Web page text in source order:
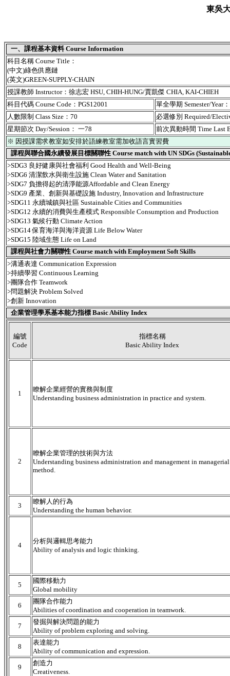
東吳
一、課程基本資料 Course Information
科目名稱 Course Title：
(中文)綠色供應鏈
(英文)GREEN-SUPPLY-CHAIN
授課教師 Instructor：徐志宏 HSU, CHIH-HUNG/賈凱傑 CHIA, KAI-CHIEH
科目代碼 Course Code：PGS12001
單全學期 Semester/Year
人數限制 Class Size：70
必選修別 Required/
星期節次 Day/Session： 一78
前次異動時間 Time Last
※ 因授課需求教室如安排於語練教室需加收語言實習費
課程與聯合國永續發展目標關聯性 Course match with UN SDGs
>SDG3 良好健康與社會福利 Good Health and Well-Being
>SDG6 清潔飲水與衛生設施 Clean Water and Sanitation
>SDG7 負擔得起的清淨能源Affordable and Clean Energy
>SDG9 產業、創新與基礎設施 Industry, Innovation and Infrastructure
>SDG11 永續城鎮與社區 Sustainable Cities and Communities
>SDG12 永續的消費與生產模式 Responsible Consumption and Production
>SDG13 氣候行動 Climate Action
>SDG14 保育海洋與海洋資源 Life Below Water
>SDG15 陸域生態 Life on Land
課程與社會力關聯性 Course match with Employment Soft Skills
>溝通表達 Communication Expression
>持續學習 Continuous Learning
>團隊合作 Teamwork
>問題解決 Problem Solved
>創新 Innovation
企業管理學系基本能力指標 Basic Ability Index
編號
Code
指標名稱
Basic Ability Index
1
瞭解企業經營的實務與制度
Understanding business administration in practice and system.
2
瞭解企業管理的技術與方法
Understanding business administration and management in
method.
3
瞭解人的行為
Understanding the human behavior.
4
分析與邏輯思考能力
Ability of analysis and logic thinking.
5
國際移動力
Global mobility
6
團隊合作能力
Abilities of coordination and cooperation in teamwork.
7
發掘與解決問題的能力
Ability of problem exploring and solving.
8
表達能力
Ability of communication and expression.
9
創造力
Creativeness.